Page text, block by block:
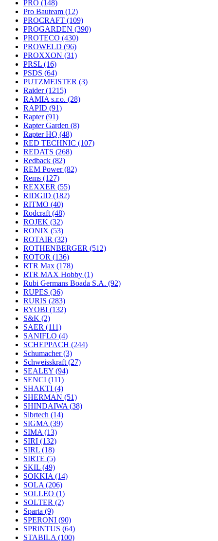
PRO (148)
Pro Bauteam (12)
PROCRAFT (109)
PROGARDEN (390)
PROTECO (430)
PROWELD (96)
PROXXON (31)
PRSL (16)
PSDS (64)
PUTZMEISTER (3)
Raider(1215)
RAMIA s.r.o. (28)
RAPID (91)
Rapter(91)
Rapter Garden (8)
Rapter HQ (48)
RED TECHNIC (107)
REDATS (268)
Redback (82)
REM Power(82)
Rems (127)
REXXER (55)
RIDGID (182)
RITMO (40)
Rodcraft (48)
ROJEK (32)
RONIX (53)
ROTAIR (32)
ROTHENBERGER (512)
ROTOR (136)
RTR Max (178)
RTR MAX Hobby (1)
Rubi Germans Boada S.A. (92)
RUPES (36)
RURIS (283)
RYOBI (132)
S&K (2)
SAER (111)
SANIFLO (4)
SCHEPPACH (244)
Schumacher(3)
Schweisskraft (27)
SEALEY (94)
SENCI (111)
SHAKTI (4)
SHERMAN (51)
SHINDAIWA (38)
Sibrtech (14)
SIGMA (39)
SIMA (13)
SIRI (132)
SIRL (18)
SIRTE (5)
SKIL (49)
SOKKIA (14)
SOLA (206)
SOLLEO (1)
SOLTER (2)
Sparta (9)
SPERONI (90)
SPRiNTUS (64)
STABILA (100)